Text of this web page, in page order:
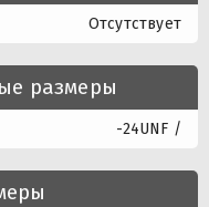
Отсутствует
размеры
-24UNF /